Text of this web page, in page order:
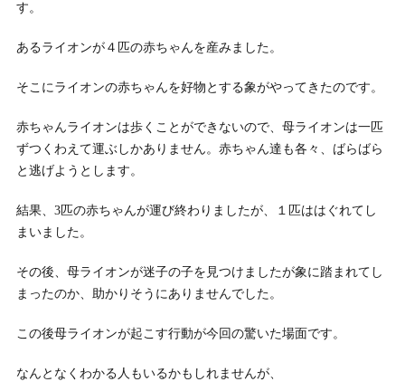
す。
あるライオンが４匹の赤ちゃんを産みました。
そこにライオンの赤ちゃんを好物とする象がやってきたのです。
赤ちゃんライオンは歩くことができないので、母ライオンは一匹
ずつくわえて運ぶしかありません。赤ちゃん達も各々、ばらばら
と逃げようとします。
結果、3匹の赤ちゃんが運び終わりましたが、１匹ははぐれてし
まいました。
その後、母ライオンが迷子の子を見つけましたが象に踏まれてし
まったのか、助かりそうにありませんでした。
この後母ライオンが起こす行動が今回の驚いた場面です。
なんとなくわかる人もいるかもしれませんが、